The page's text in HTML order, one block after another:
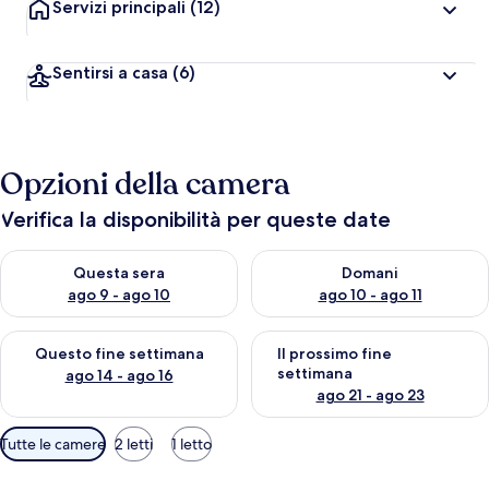
Servizi principali (12)
Sentirsi a casa (6)
Opzioni della camera
Verifica la disponibilità per queste date
Questa sera
ago 9 - ago 10
Verifica la disponibilità per questa sera, ago 9 - ago 10
Domani
ago 10 - ago 11
Verifica la disponibilità per
Questo fine settimana
ago 14 - ago 16
Verifica la disponibilità per questo fine settimana, ago 14 -
Il prossimo fine
settimana
ago 21 - ago 23
Verifica la disponibilità per il
Filtri
disponibili
Tutte le camere 2 letti 1 letto